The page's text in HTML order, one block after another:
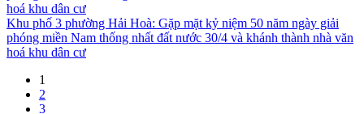
Khu phố 3 phường Hải Hoà: Gặp mặt kỷ niệm 50 năm ngày giải
phóng miền Nam thống nhất đất nước 30/4 và khánh thành nhà văn
hoá khu dân cư
1
2
3